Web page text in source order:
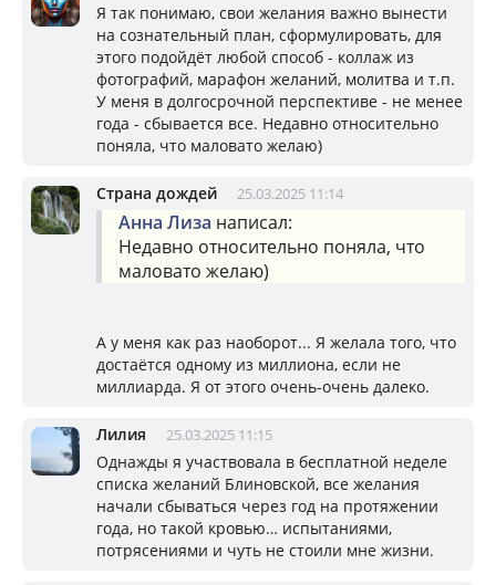
Я так понимаю, свои желания важно вынести
на сознательный план, сформулировать, для
этого подойдёт любой способ - коллаж из
фотографий, марафон желаний, молитва и т.п.
У меня в долгосрочной перспективе - не менее
года - сбывается все. Недавно относительно
поняла, что маловато желаю)
Страна дождей 25.03.2025 11:14
Анна Лиза написал:
Недавно относительно поняла, что
маловато желаю)
А у меня как раз наоборот... Я желала того, что
достаётся одному из миллиона, если не
миллиарда. Я от этого очень-очень далеко.
Лилия 25.03.2025 11:15
Однажды я участвовала в бесплатной неделе
списка желаний Блиновской, все желания
начали сбываться через год на протяжении
года, но такой кровью… испытаниями,
потрясениями и чуть не стоили мне жизни.